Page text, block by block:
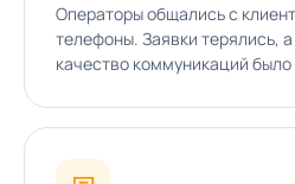
Операторы общались с
телефоны. Заявки терялись,
качество коммуникаций